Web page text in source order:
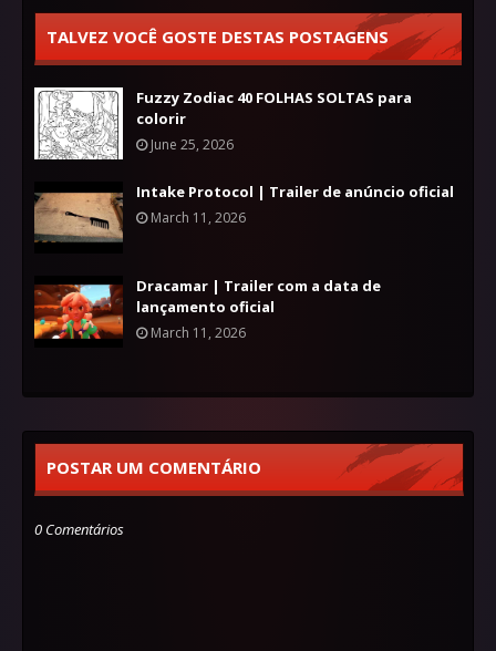
TALVEZ VOCÊ GOSTE DESTAS POSTAGENS
Fuzzy Zodiac 40 FOLHAS SOLTAS para
colorir
June 25, 2026
Intake Protocol | Trailer de anúncio oficial
March 11, 2026
Dracamar | Trailer com a data de
lançamento oficial
March 11, 2026
POSTAR UM COMENTÁRIO
0 Comentários